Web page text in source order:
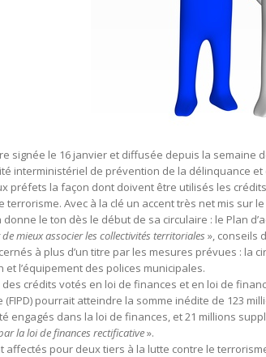
signée le 16 janvier et diffusée depuis la semaine
interministériel de prévention de la délinquance et
préfets la façon dont doivent être utilisés les
terrorisme. Avec à la clé un accent très net mis sur
donne le ton dès le début de sa circulaire : le Plan
mieux associer les collectivités territoriales », conseils
à plus d’un titre par les mesures prévues : la
et l’équipement des polices municipales.
crédits votés en loi de finances et en loi de
pourrait atteindre la somme inédite de 123
engagés dans la loi de finances, et 21 millions
la loi de finances rectificative».
affectés pour deux tiers à la lutte contre le